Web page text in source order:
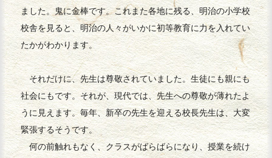
ました。鬼に金棒です。これまた各地に残る、明治の小学校
校舎を見ると、明治の人々がいかに初等教育に力を入れてい
たかがわかります。
それだけに、先生は尊敬されていました。生徒にも親にも
社会にもです。それが、現代では、先生への尊敬が薄れたよ
うに見えます。毎年、新卒の先生を迎える校長先生は、大変
緊張するそうです。
何の前触れもなく、クラスがばらばらになり、授業を続け